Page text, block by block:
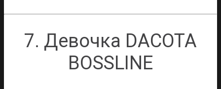
7. Девочка DACOTA
BOSSLINE